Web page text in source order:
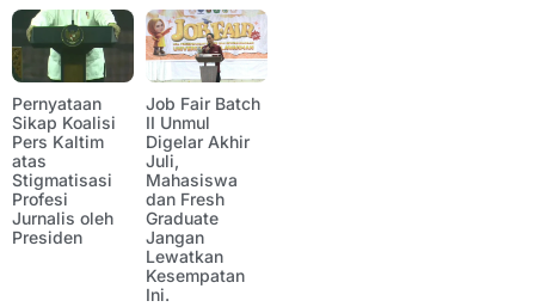
Pernyataan
Sikap Koalisi
Pers Kaltim
atas
Stigmatisasi
Profesi
Jurnalis oleh
Presiden
Job Fair Batch
II Unmul
Digelar Akhir
Juli,
Mahasiswa
dan Fresh
Graduate
Jangan
Lewatkan
Kesempatan
Ini.